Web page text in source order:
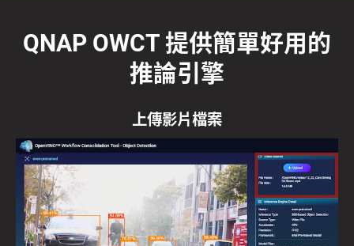
QNAP OWCT 提供簡單好用的
推論引擎
上傳影片檔案